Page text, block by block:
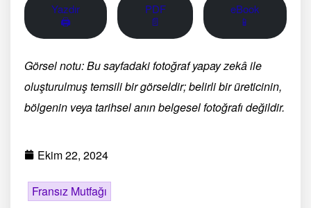
Yazdır
🖨
PDF
📄
eBook
📱
Görsel notu: Bu sayfadaki fotoğraf yapay zekâ ile
oluşturulmuş temsili bir görseldir; belirli bir üreticinin,
bölgenin veya tarihsel anın belgesel fotoğrafı değildir.
Ekim 22, 2024
Fransız Mutfağı